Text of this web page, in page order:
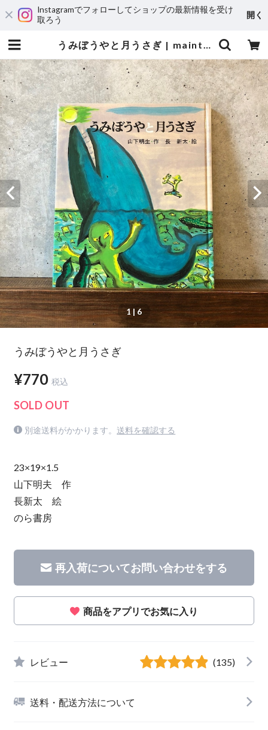
Instagramでフォローしてショップの最新情報を受け
取ろう
開く
うみぼうやと月うさぎ | maintent
1| 6
うみぼうやと月うさぎ
¥770 税込
SOLD OUT
別途送料がかかります。 送料を確認する
23×19×1.5
山下明夫 作
長新太 絵
のら書房
再入荷についてお問い合わせをする
商品をアプリでお気に入り
レビュー (135)
送料・配送方法について